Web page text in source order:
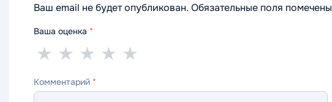
Ваш email не будет опубликован. Обязательные поля помечены
Ваша оценка *
5
—
★
4
—
★
3
—
★
2
—
★
1
—
★
Комментарий *